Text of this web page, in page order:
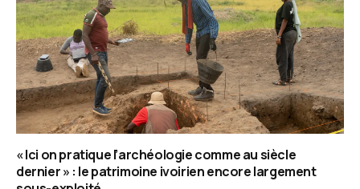
« Ici on pratique l’archéologie comme au siècle
dernier » : le patrimoine ivoirien encore largement